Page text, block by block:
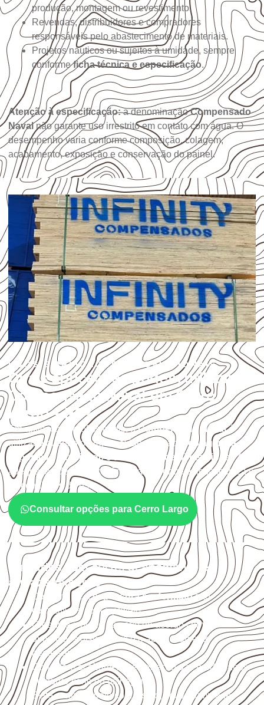
produção, montagem ou revestimento.
Revendas, distribuidores e compradores
responsáveis pelo abastecimento de materiais.
Projetos náuticos ou sujeitos à umidade, sempre
conformeficha técnica e especificação.
Atenção à especificação:a denominaçãoCompensado
Navalnão garante uso irrestrito em contato com água. O
desempenho varia conforme composição, colagem,
acabamento, exposição e conservação do painel.
USOS E APLICAÇÕES PROFISSIONAIS
Quais aplicações podem utilizar
Compensado Naval em Cerro
Largo – RS?
Em aplicações profissionais, oCompensado Navalé
utilizado quando o projeto exige atenção à colagem, à
exposição à umidade e à estabilidade dimensional . A
adequação deve ser confirmada conforme a ficha técnica e
as condições de uso.
Consultar opções para Cerro Largo
Cuidados com corte, acabamento e
armazenamento
Confirme se aespessura e o formatosão
compatíveis com o projeto.
Organize o plano de corte de acordo com as
dimensões disponíveis e o aproveitamento
necessário.
Considere acabamento e proteção das bordas após
qualquer corte ou usinagem.
Evite contato direto com o solo, chuva, umidade